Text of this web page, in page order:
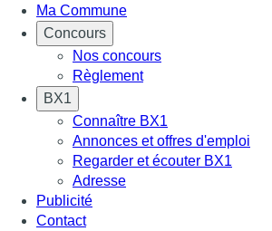
Ma Commune
Concours
Nos concours
Règlement
BX1
Connaître BX1
Annonces et offres d'emploi
Regarder et écouter BX1
Adresse
Publicité
Contact